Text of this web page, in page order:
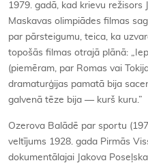
1979. gadā, kad krievu režisors
Maskavas olimpiādes filmas
par pārsteigumu, teica, ka
topošās filmas otrajā plānā:
(piemēram, par Romas vai
dramaturģijas pamatā bija
galvenā tēze bija — kurš kuru.”
Ozerova Balādē par sportu
veltījums 1928. gada Pirmās
dokumentālajai Jakova